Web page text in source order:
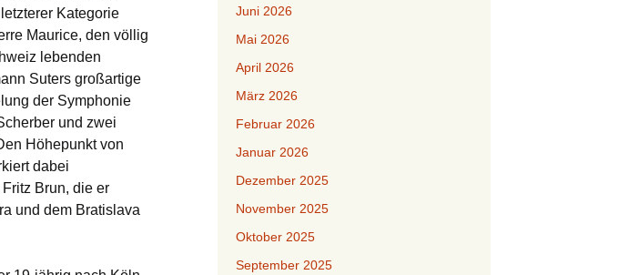
Kategorie
Maurice, den völlig
lebenden
Suters großartige
der Symphonie
und zwei
Höhepunkt von
dabei
Brun, die er
und dem Bratislava
Juni 2026
Mai 2026
April 2026
März 2026
Februar 2026
Januar 2026
Dezember 2025
November 2025
Oktober 2025
September 2025